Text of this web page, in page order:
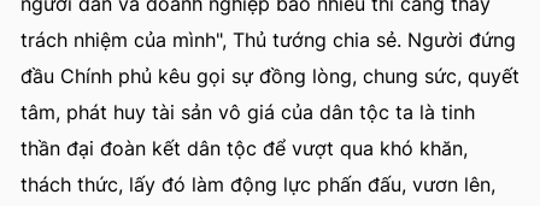
trách nhiệm của mình", Thủ tướng chia sẻ. Người đứng
đầu Chính phủ kêu gọi sự đồng lòng, chung sức, quyết
tâm, phát huy tài sản vô giá của dân tộc ta là tinh
thần đại đoàn kết dân tộc để vượt qua khó khăn,
thách thức, lấy đó làm động lực phấn đấu, vươn lên,